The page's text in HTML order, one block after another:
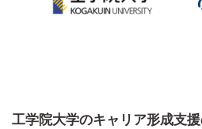
工学院大学のキャリア形成支